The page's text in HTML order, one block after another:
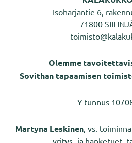
Isoharjantie 6,
71800
Olemme
Sovithan tapaamisen
Y-tunnus
Martyna Leskinen, vs.